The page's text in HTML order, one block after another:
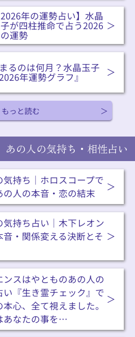
2026年の運勢占い】水晶
が四柱推命で占う2026
運勢
るのは何月？水晶玉子
年運勢グラフ』
もっと読む
あの人の気持ち・相性占い
気持ち｜ホロスコープで
の人の本音・恋の結末
気持ち占い｜木下レオン
音・関係変える決断とそ
ンスはやとものあの人の
い『生き霊チェック』で
心、全て視えました。
あなたの事を…